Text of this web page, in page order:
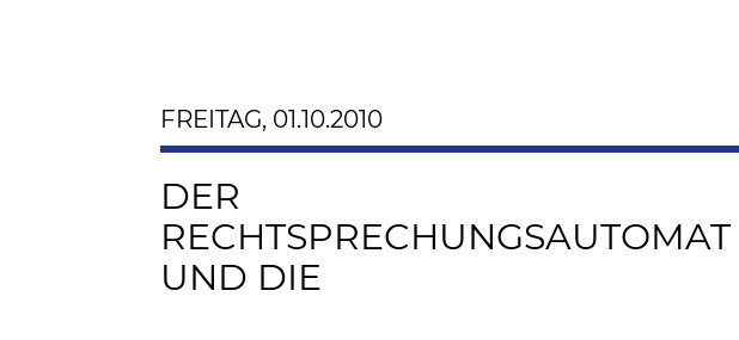
FREITAG, 01.10.2010
DER
RECHTSPRECHUNGSAUTOMAT
UND DIE